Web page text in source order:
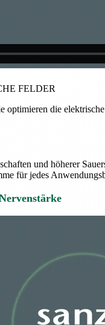
FELDER
optimieren die
und höherer
für jedes